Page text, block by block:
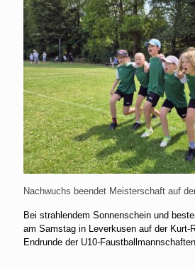
Nachwuchs beendet Meisterschaft auf
Bei strahlendem Sonnenschein und
am Samstag in Leverkusen auf der Kurt-
Endrunde der U10-